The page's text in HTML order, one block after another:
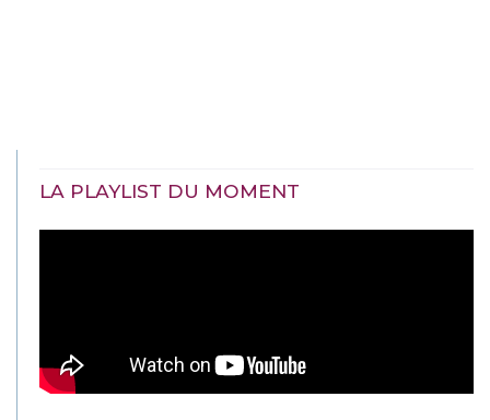
LA PLAYLIST DU MOMENT